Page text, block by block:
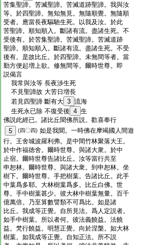
苦集聖諦。苦滅聖諦。苦滅道跡聖諦。我與汝
等。於四聖諦。無知無見。無隨順覺。無隨順
受者。應當長夜驅馳生死。以我及汝。於此
苦聖諦。順知順入。斷諸有流。盡諸生死。不
受後有。於苦集聖諦。苦滅聖諦。苦滅道跡
聖諦。順知順入。斷諸有流。盡諸生死。不受
後有。是故比丘。於四聖諦。未無間等者。當
勤方便起増上欲。修無間等。爾時世尊。即
説偈言
我常與汝等 長夜渉生死
不見聖諦故 大苦日増長
若見四聖諦 斷有大 3 流海
生死永已除 不復受後 4 生
佛説此經已。諸比丘聞佛所説。歡喜奉行
5
(四〇四) 如是我聞。一時佛在摩竭國人間遊
行。王舍城波羅利弗。是中間竹林聚落大王。
於中作福徳舍。爾時世尊。與諸大衆。於中
止宿。爾時世尊告諸比丘。汝等當行共至
申恕林。爾時世尊。與諸大衆。到申恕林。坐
樹下。爾時世尊。手把樹葉。告諸比丘。此手
中葉爲多耶。大林樹葉爲多。比丘白佛。世
尊。手中樹葉甚少。彼大林中樹葉無量。百千
億萬倍。乃至算數譬類不可爲比。如是諸
比丘。我成等正覺。自所見法。爲人定説者。
如手中樹葉。所以者何。彼法義饒益。法饒
益。梵行饒益。明慧正覺。向於涅槃。如大林
樹葉。如我成等正覺。自知正法。所不説